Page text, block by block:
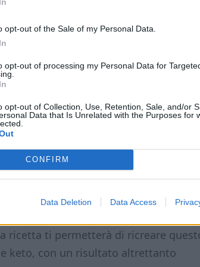
opt-out of the Sale of my Personal Data.
opt-out of processing my Personal Data for
opt-out of Collection, Use, Retention, Sale, and/or
Data that Is Unrelated with the Purposes for
CONFIRM
Data Deletion Data Access
e come usarli
si adattano a qualsiasi occasione. Se
dessert
crema al cioccolato keto.
, basta farcirli con un ripieno di
verdure stufate. L’importante è che tu
come questa non ha limiti,
ricetta ti permetterà di ricreare
keto, con un risultato altrettanto